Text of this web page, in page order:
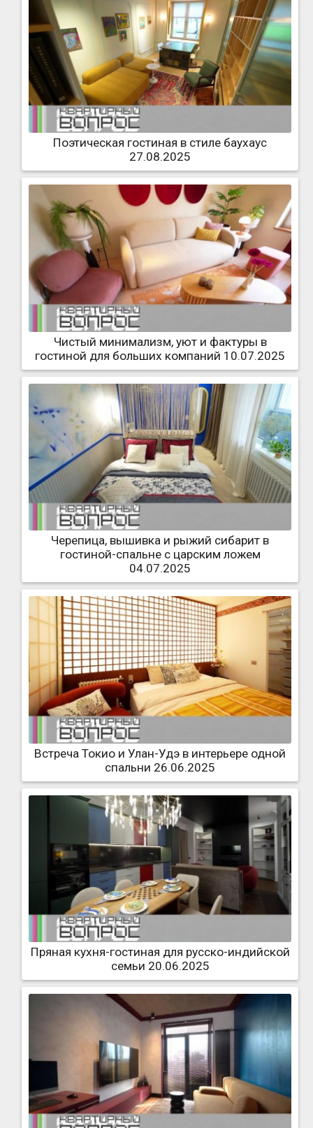
Поэтическая гостиная в стиле баухаус
27.08.2025
Чистый минимализм, уют и фактуры в
гостиной для больших компаний 10.07.2025
Черепица, вышивка и рыжий сибарит в
гостиной-спальне с царским ложем
04.07.2025
Встреча Токио и Улан-Удэ в интерьере одной
спальни 26.06.2025
Пряная кухня-гостиная для русско-индийской
семьи 20.06.2025